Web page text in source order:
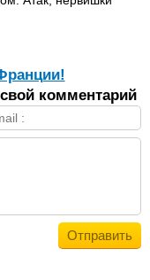
комментарий